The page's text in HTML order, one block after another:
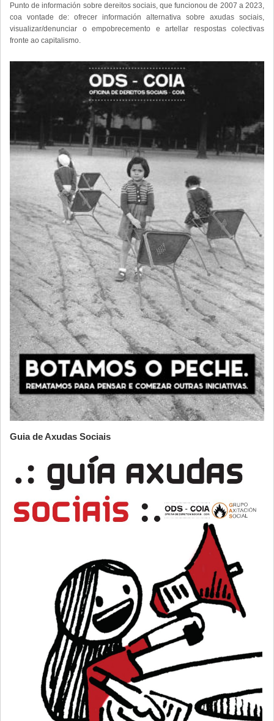
Punto de información sobre dereitos sociais, que funcionou de 2007 a 2023,
coa vontade de: ofrecer información alternativa sobre axudas sociais,
visualizar/denunciar o empobrecemento e artellar respostas colectivas
fronte ao capitalismo.
Guia de Axudas Sociais